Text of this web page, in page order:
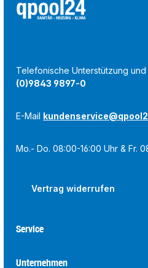
Telefonische Unterstützung und
(0)9843 9897-0
E-Mail
Mo.- Do. 08:00-16:00 Uhr & Fr.
Vertrag widerrufen
Service
Unternehmen